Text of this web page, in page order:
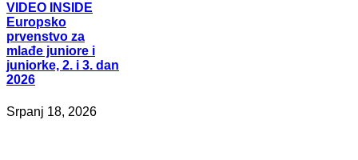
VIDEO INSIDE
Europsko
prvenstvo za
mlađe juniore i
juniorke, 2. i 3. dan
2026
Srpanj 18, 2026